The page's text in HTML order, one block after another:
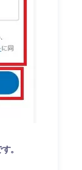
。